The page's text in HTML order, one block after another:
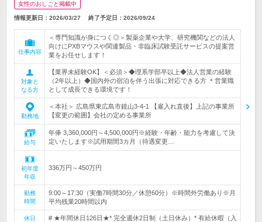
女性のおしごと掲載中
情報更新日：2026/03/27 終了予定日： 2026/09/24
仕事内容
＜専門知識が身につく◎＞製薬企業や大学、研究機関などの法人
向けにPXBマウスや関連製品・非臨床試験受託サービスの提案営
業をお任せします！
対象と
なる方
【業界未経験OK】＜必須＞◆理系学部卒以上◆法人営業の経験
（2年以上）◆国内外の宿泊を伴う出張に対応できる方 ＊営業職
として成長できる環境です！
勤務地
＜本社＞ 広島県東広島市鏡山3-4-1 【雇入れ直後】上記の事業所
【変更の範囲】会社の定める事業所
給与
年俸 3,360,000円～4,500,000円※経験・年齢・能力を考慮して決
定いたします※試用期間3カ月（待遇変更…
初年度
年収
336万円～450万円
勤務
時間
9:00～17:30（実働7時間30分／休憩60分）※時間外労働あり※月
平均残業20時間以内
休日
# ★年間休日126日★* 完全週休2日制（土日休み）* 有給休暇（入